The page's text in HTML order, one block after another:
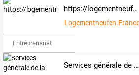
https://logementneufabordeaux.fr/
Logementneufen.France.
Entreprenariat
Services générale de la DHL Express Bénin.